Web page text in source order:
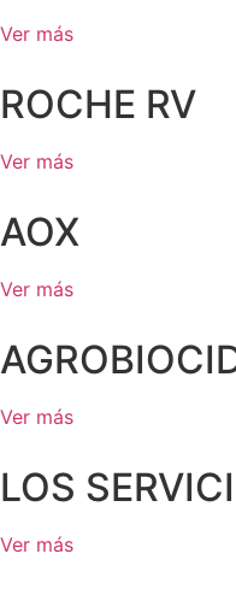
Ver más
ROCHE RV
Ver más
AOX
Ver más
Ver más
LOS
Ver más